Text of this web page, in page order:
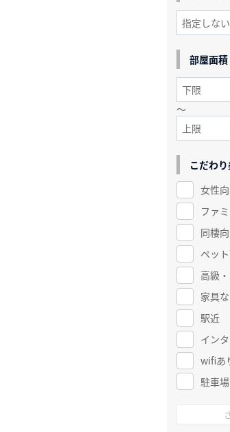
部屋面積
～
こだわ
女性
ファ
同棲
ペッ
高級
家具
駅近
イン
wifiあ
駐車